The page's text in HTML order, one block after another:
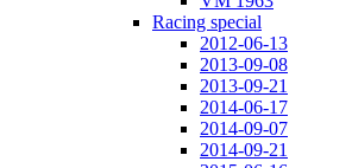
Racing special
2012-06-13
2013-09-08
2013-09-21
2014-06-17
2014-09-07
2014-09-21